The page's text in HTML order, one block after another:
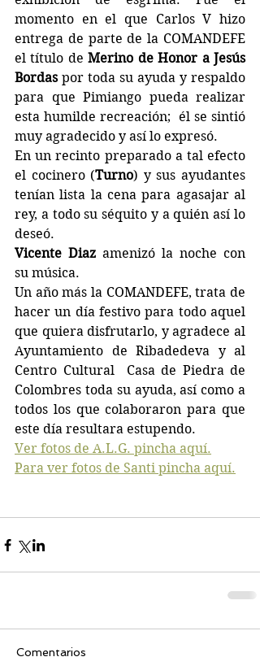
momento en el que Carlos V hizo
entrega de parte de la COMANDEFE
el título de Merino de Honor a Jesús
Bordas por toda su ayuda y respaldo
para que Pimiango pueda realizar
esta humilde recreación;  él se sintió
muy agradecido y así lo expresó.
En un recinto preparado a tal efecto
el cocinero (Turno) y sus ayudantes
tenían lista la cena para agasajar al
rey, a todo su séquito y a quién así lo
deseó.
Vicente Diaz amenizó la noche con
su música.
Un año más la COMANDEFE, trata de
hacer un día festivo para todo aquel
que quiera disfrutarlo, y agradece al
Ayuntamiento de Ribadedeva y al
Centro Cultural  Casa de Piedra de
Colombres toda su ayuda, así como a
todos los que colaboraron para que
este día resultara estupendo.
Ver fotos de A.L.G. pincha aquí.
Para ver fotos de Santi pincha aquí.
Comentarios